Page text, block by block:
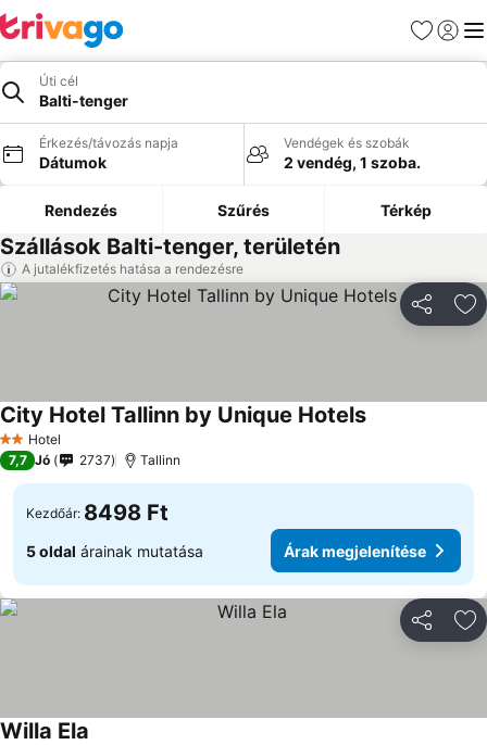
Kedvencek
Úti cél
Balti-tenger
Érkezés/távozás napja
Dátumok
Vendégek és szobák
2 vendég, 1 szoba.
Rendezés Szűrés Térkép
Szállások Balti-tenger, területén
A jutalékfizetés hatása a rendezésre
2 Kategória
Hotel
City Hotel Tallinn by Unique HotelsÁrak
7,7 Jó 2737 Tallinn
Kezdőár: 8498 Ft
5 oldal árainak mutatása Árak megjelenítése
Willa Ela